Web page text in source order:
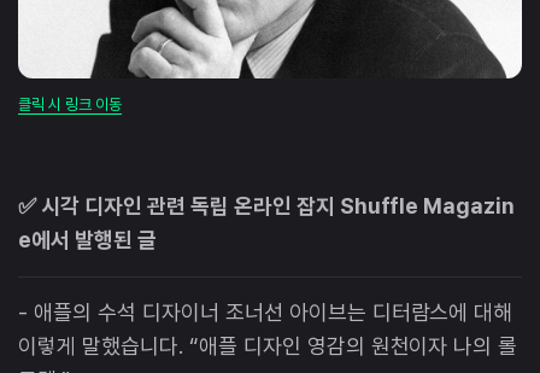
클릭 시 링크 이동
✅ 시각 디자인 관련 독립 온라인 잡지 Shuffle Magazin
e에서 발행된 글
- 애플의 수석 디자이너 조너선 아이브는 디터람스에 대해
이렇게 말했습니다. “애플 디자인 영감의 원천이자 나의 롤